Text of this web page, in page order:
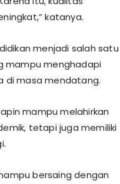
katanya.
menjadi salah satu
mampu menghadapi
di masa mendatang.
mampu melahirkan
tetapi juga memiliki
bersaing dengan